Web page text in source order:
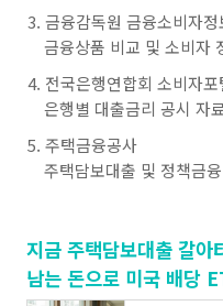
금융감독원 금융소비자정
금융상품 비교 및 소비자
전국은행연합회 소비자포
은행별 대출금리 공시 자
주택금융공사
주택담보대출 및 정책금
지금 주택담보대출 갈
남는 돈으로 미국 배당